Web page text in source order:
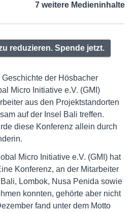
7 weitere Medieninhalte
reduzieren. Spende jetzt.
der Hösbacher
Micro Initiative e.V. (GMI)
aus den Projektstandorten
auf der Insel Bali treffen.
diese Konferenz allein durch
Micro Initiative e.V. (GMI) hat
Konferenz, an der Mitarbeiter
Lombok, Nusa Penida sowie
konnten, gehörte aber nicht
fand unter dem Motto